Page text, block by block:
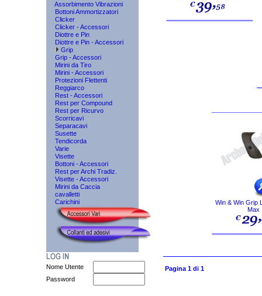
Assorbimento Vibrazioni
Bottoni Ammortizzatori
Clicker
Clicker - Accessori
Diottre e Pin
Diottre e Pin - Accessori
Grip
Grip - Accessori
Mirini da Tiro
Mirini - Accessori
Protezioni Flettenti
Reggiarco
Rest - Accessori
Rest per Compound
Rest per Ricurvo
Scorricavi
Separacavi
Susette
Tendicorda
Varie
Visette
Bottoni - Accessori
Rest per Archi Tradiz.
Visette - Accessori
Mirini da Caccia
cavalletti
Carichini
Nome Utente
Password
Win & Win Grip
Max
Pagina 1 di 1